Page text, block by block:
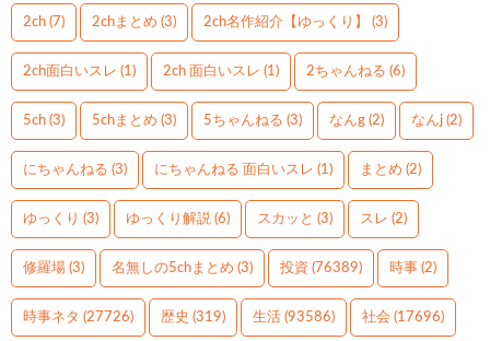
2ch (7) 2chまとめ (3) 2ch名作紹介【ゆっくり】 (3)
2ch面白いスレ (1) 2ch 面白いスレ (1) 2ちゃんねる (6)
5ch (3) 5chまとめ (3) 5ちゃんねる (3) なんg (2) なんj (2)
にちゃんねる (3) にちゃんねる 面白いスレ (1) まとめ (2)
ゆっくり (3) ゆっくり解説 (6) スカッと (3) スレ (2)
修羅場 (3) 名無しの5chまとめ (3) 投資 (76389) 時事 (2)
時事ネタ (27726) 歴史 (319) 生活 (93586) 社会 (17696)